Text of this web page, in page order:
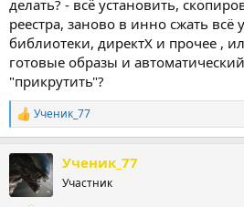
делать? - всё установить,
реестра, заново в инно сжать всё
библиотеки, директХ и прочее ,
готовые образы и
"прикрутить"?
Р
е
к
ц
и
Ученик_77
Ученик_77
Участник